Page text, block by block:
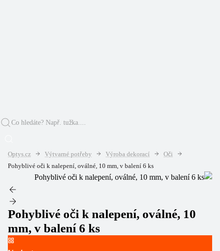
Optys.cz Výtvarné potřeby Výroba dekorací
Oči
Pohyblivé oči k nalepení, oválné, 10 mm, v balení 6 ks
Pohyblivé oči k nalepení, oválné, 10
mm, v balení 6 ks